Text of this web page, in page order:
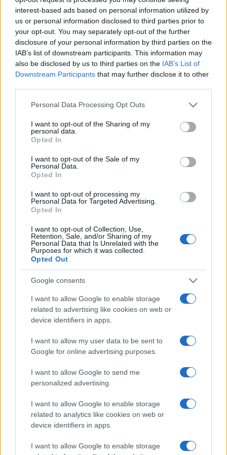
interest-based ads based on personal information utilized by
us or personal information disclosed to third parties prior to
your opt-out. You may separately opt-out of the further
disclosure of your personal information by third parties on the
IAB’s list of downstream participants. This information may
also be disclosed by us to third parties on the IAB’s List of
Downstream Participants that may further disclose it to other
Please note that this website/app uses one or more Google
not limited to your visit or usage behaviour. You may click to
grant or deny consent to Google and its third-party tags to
use your data for below specified purposes in below Google
consent section.
Personal Data Processing Opt Outs
I want to opt-out of the Sharing of my
personal data.
Opted In
I want to opt-out of the Sale of my
Personal Data.
Opted In
I want to opt-out of processing my
Personal Data for Targeted Advertising.
Opted In
I want to opt-out of Collection, Use,
Retention, Sale, and/or Sharing of my
Personal Data that Is Unrelated with the
Purposes for which it was collected.
Opted Out
Google consents
I want to allow Google to enable storage
related to advertising like cookies on web or
device identifiers in apps.
I want to allow my user data to be sent to
Google for online advertising purposes.
I want to allow Google to send me
personalized advertising.
I want to allow Google to enable storage
related to analytics like cookies on web or
device identifiers in apps.
I want to allow Google to enable storage
reprodukálják e-formátumban. Ugyanakkor elmondta, hogy
kísérleteznek olyan rövidpróza-kiadással, amelyet a
nyomtatott verzióhoz képest plusz szolgáltatásokkal,
lexikonszerű adatokkal, kritikusi megjegyzésekkel láttak el.
lesz veszélytelen; előfordulhat az is, hogy a könyvkiadóknak
rövidesen a játékszoftverek gyártóival kell versenyezniük.
tapasztalat, kompetencia birtokában vannak, bízniuk kell
abban, hogy megtalálják a válaszokat a piaci kihívásokra.
Ehhez azonban kezdeményezőbbeknek kell lenniük,
nagyobb energiát kell fordítaniuk az e-könyvkiadásra,
például úgy, hogy nem a nyomtatásra szánt könyveket
konvertálják e-formátumúra, hanem párhuzamosan állítják
elő mindkét platformra a tartalmakat. "Új technológiákra
azonban szükség van" ? szögezte leCarsten Schwab,aki
szerint még a másolásvédelem is gyerekcipőben jár, a
jelenlegi technológia épp a forgalmazást nehezíti.
Votisky Zsuzsa kiadóvezető felidézte, hogy a Typotexnél
az első e-kiadványt 2008-ban tették közzé. Ma a kiadónál
főleg a konvertálásra keresik a megoldást, mert Votisky
könyvkereskedők oldják meg ezt a problémát.
A kiadóvezető úgy vélte: még nem tudni, tényleg az e-
olvasóké-e jövő, hiszen a multimédiás cd-k felett is hamar
hazai piac kicsi, ám az e-könyvkiadás komoly befektetést